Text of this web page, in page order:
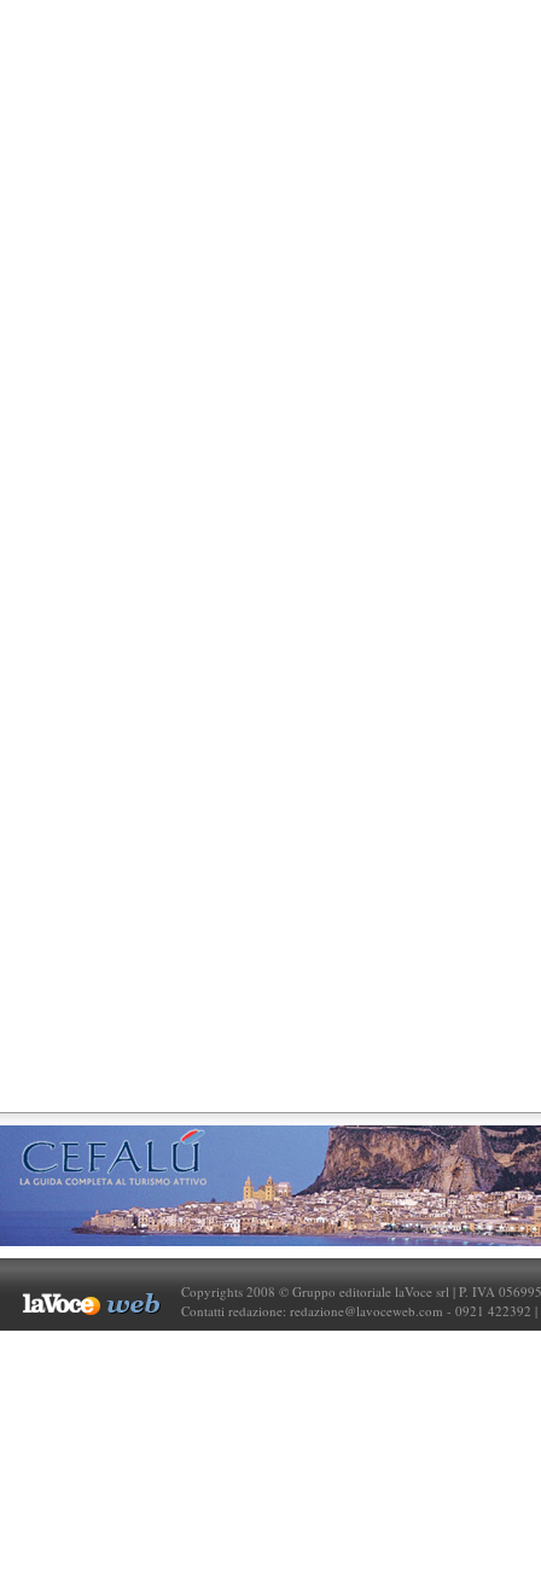
Copyrights 2008 © Gruppo editoriale laVoce srl | P. IVA
Contatti redazione: redazione@lavoceweb.com - 0921 422392 |